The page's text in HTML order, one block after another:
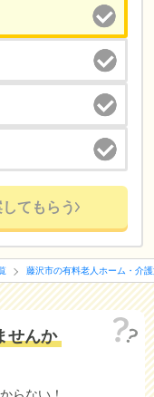
てもらう
藤沢市の有料老人ホーム・介
せんか